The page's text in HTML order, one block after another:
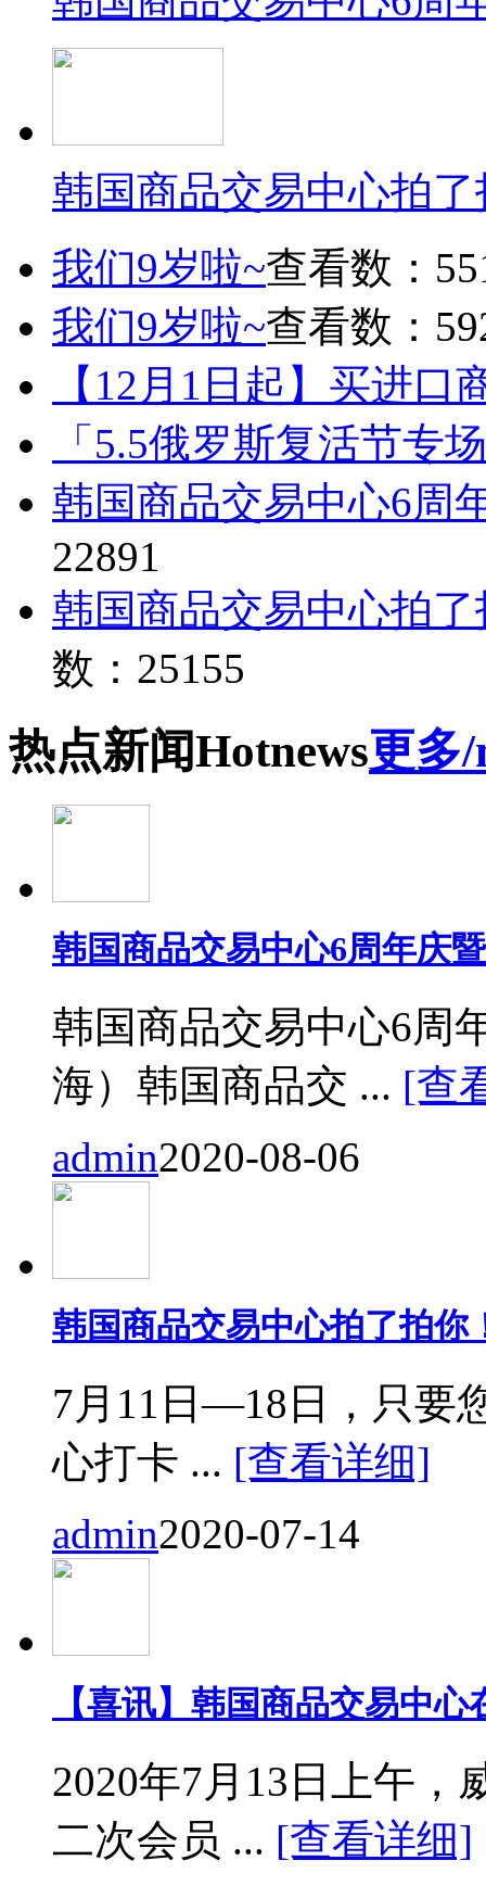
韩国商品交易中心拍
我们9岁啦~查看数：
我们9岁啦~查看数：
【12月1日起】买进口
「5.5俄罗斯复活节专
韩国商品交易中心6周
22891
韩国商品交易中心拍
数：25155
热点新闻Hotnews更多
韩国商品交易中心6周年庆
韩国商品交易中心6周
海）韩国商品交 ... [查
admin2020-08-06
韩国商品交易中心拍了拍你
7月11日—18日，只要
心打卡 ... [查看详细]
admin2020-07-14
【喜讯】韩国商品交易中
2020年7月13日上午，
二次会员 ... [查看详细]